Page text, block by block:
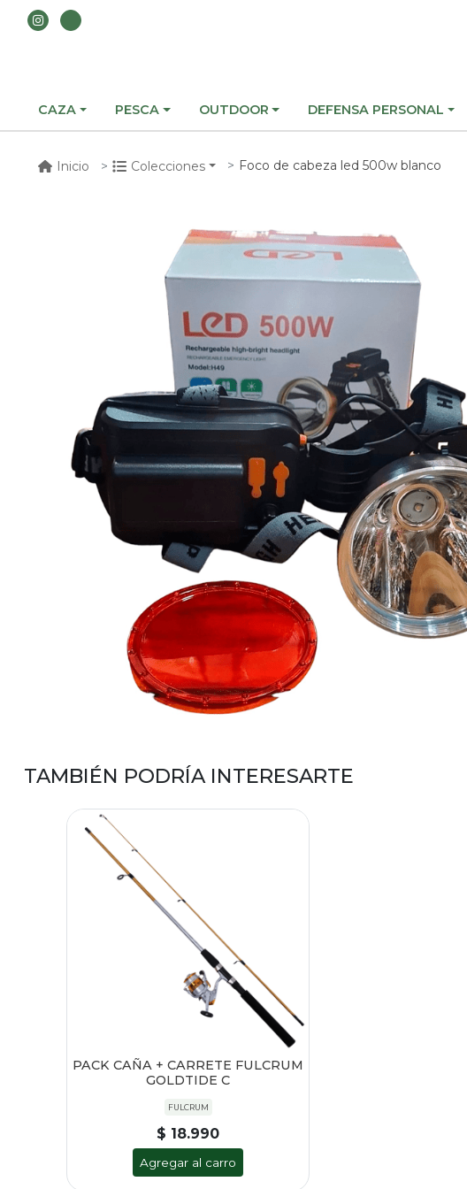
CAZA PESCA OUTDOOR DEFENSA PERSONAL
Inicio Colecciones Foco de cabeza led 500w blanco
TAMBIÉN PODRÍA INTERESARTE
PACK CAÑA + CARRETE FULCRUM
GOLDTIDE C
FULCRUM
$ 18.990
Agregar al carro